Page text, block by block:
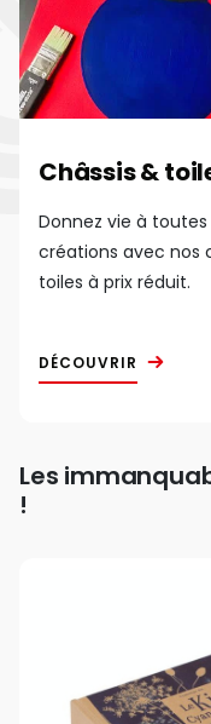
Châssis &
Donnez vie à toutes
créations avec nos
toiles à prix réduit.
DÉCOUVRIR
Les
!